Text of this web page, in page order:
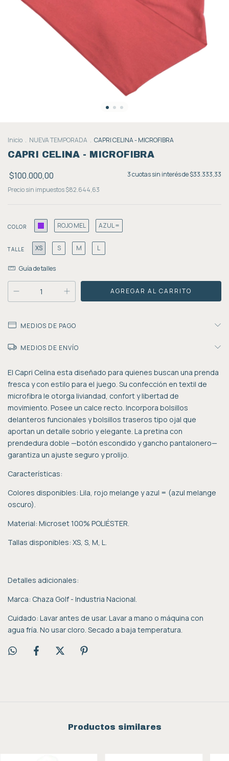
Inicio . NUEVA TEMPORADA . CAPRI CELINA - MICROFIBRA
CAPRI CELINA - MICROFIBRA
$100.000,00 3cuotas sin interés de$33.333,33
Precio sin impuestos$82.644,63
COLOR ROJO MEL AZUL =
TALLE XS S M L
Guía de talles
MEDIOS DE PAGO
MEDIOS DE ENVÍO
El Capri Celina esta diseñado para quienes buscan una prenda
fresca y con estilo para el juego. Su confección en textil de
microfibra le otorga liviandad, confort y libertad de
movimiento. Posee un calce recto. Incorpora bolsillos
delanteros funcionales y bolsillos traseros tipo ojal que
aportan un detalle sobrio y elegante. La pretina con
prendedura doble —botón escondido y gancho pantalonero—
garantiza un ajuste seguro y prolijo.
Características:
Colores disponibles: Lila, rojo melange y azul = (azul melange
oscuro).
Material: Microset 100% POLIÉSTER.
Tallas disponibles: XS, S, M, L.
Detalles adicionales:
Marca: Chaza Golf - Industria Nacional.
Cuidado: Lavar antes de usar. Lavar a mano o máquina con
agua fría. No usar cloro. Secado a baja temperatura.
Productos similares